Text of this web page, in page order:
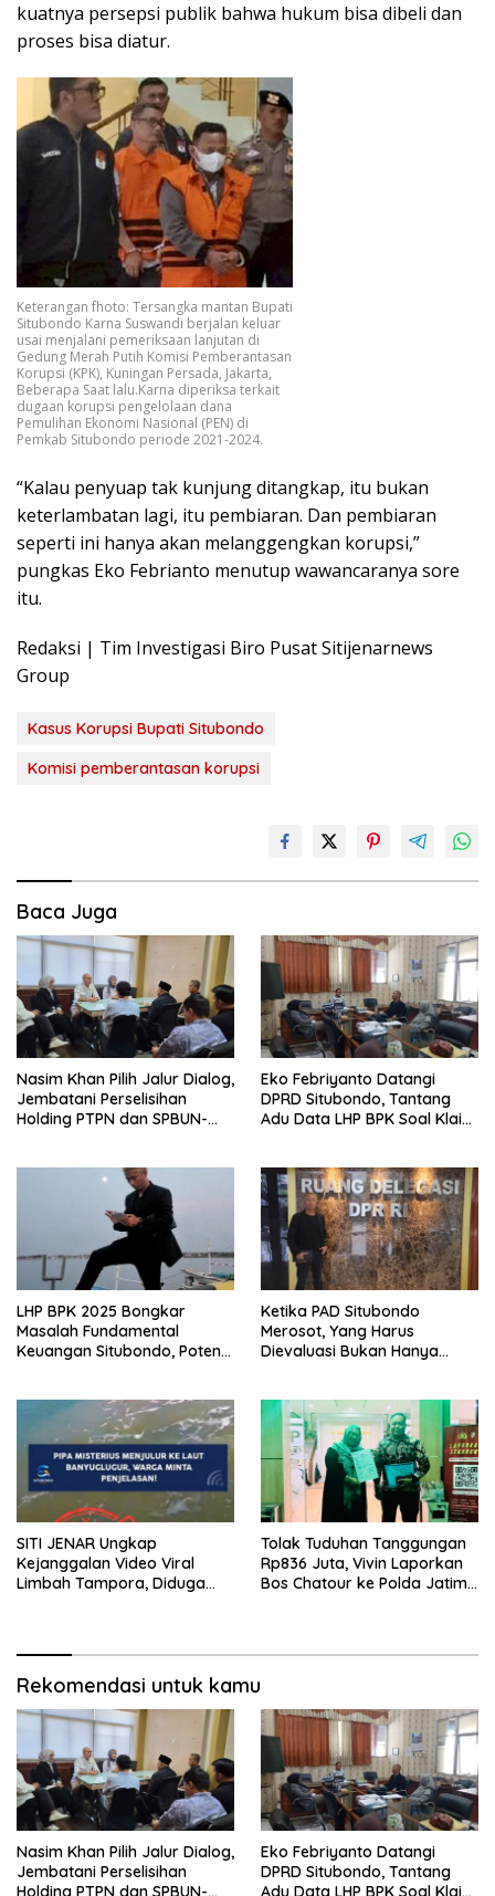
kuatnya persepsi publik bahwa hukum bisa dibeli dan
proses bisa diatur.
Keterangan fhoto: Tersangka mantan Bupati
Situbondo Karna Suswandi berjalan keluar
usai menjalani pemeriksaan lanjutan di
Gedung Merah Putih Komisi Pemberantasan
Korupsi (KPK), Kuningan Persada, Jakarta,
Beberapa Saat lalu.Karna diperiksa terkait
dugaan korupsi pengelolaan dana
Pemulihan Ekonomi Nasional (PEN) di
Pemkab Situbondo periode 2021-2024.
“Kalau penyuap tak kunjung ditangkap, itu bukan
keterlambatan lagi, itu pembiaran. Dan pembiaran
seperti ini hanya akan melanggengkan korupsi,”
pungkas Eko Febrianto menutup wawancaranya sore
itu.
Redaksi | Tim Investigasi Biro Pusat Sitijenarnews
Group
Kasus Korupsi Bupati Situbondo
Komisi pemberantasan korupsi
Baca Juga
Nasim Khan Pilih Jalur Dialog,
Jembatani Perselisihan
Holding PTPN dan SPBUN-
Eko Febriyanto Datangi
DPRD Situbondo, Tantang
Adu Data LHP BPK Soal Klaim
LHP BPK 2025 Bongkar
Masalah Fundamental
Keuangan Situbondo, Potensi
dipertanyakan
Ketika PAD Situbondo
Merosot, Yang Harus
Dievaluasi Bukan Hanya
Rumah Tangganya Sendiri.
SITI JENAR Ungkap
Kejanggalan Video Viral
Limbah Tampora, Diduga
Tolak Tuduhan Tanggungan
Rp836 Juta, Vivin Laporkan
Bos Chatour ke Polda Jatim
Rekomendasi untuk kamu
Nasim Khan Pilih Jalur Dialog,
Jembatani Perselisihan
Eko Febriyanto Datangi
DPRD Situbondo, Tantang